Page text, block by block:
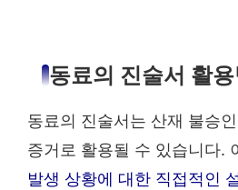
동료의 진술서 활용
동료의 진술서는 산재 불승
증거로 활용될 수 있습니다.
발생 상황에 대한 직접적인